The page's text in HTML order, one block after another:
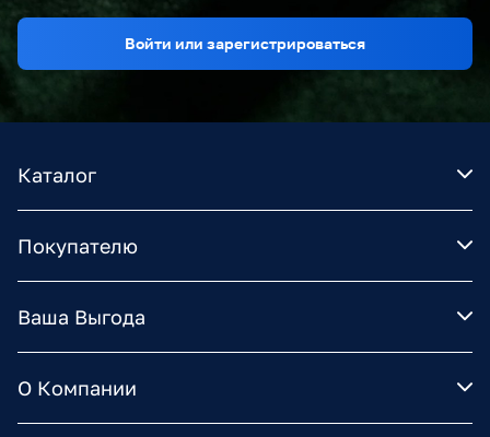
Войти или зарегистрироваться
Каталог
Покупателю
Ваша Выгода
О Компании